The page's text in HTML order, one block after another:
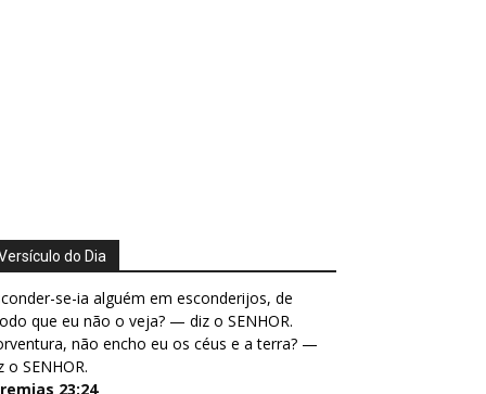
do Dia
se-ia alguém em esconderijos, de
que eu não o veja? — diz o SENHOR.
não encho eu os céus e a terra? —
o SENHOR.
23:24